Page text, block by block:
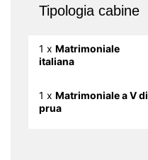
Tipologia cabine
1 x Matrimoniale
italiana
1 x Matrimoniale a V di
prua